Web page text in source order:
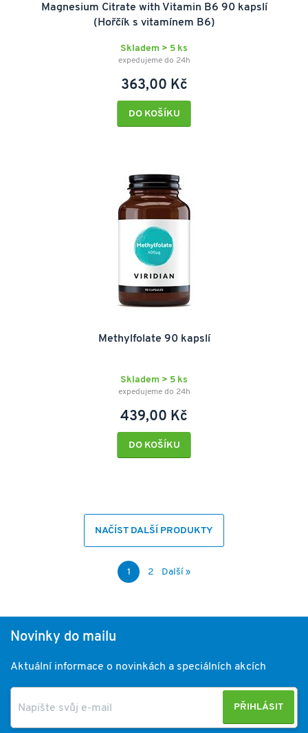
Magnesium Citrate with Vitamin B6 90 kapslí
(Hořčík s vitamínem B6)
Skladem > 5 ks
expedujeme do 24h
363,00 Kč
DO KOŠÍKU
Methylfolate 90 kapslí
Skladem > 5 ks
expedujeme do 24h
439,00 Kč
DO KOŠÍKU
NAČÍST DALŠÍ PRODUKTY
1 2 Další »
Novinky do mailu
Aktuální informace o novinkách a speciálních akcích
PŘIHLÁSIT